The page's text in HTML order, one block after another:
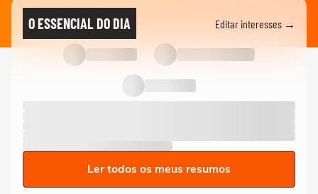
O ESSENCIAL DO DIA Editar interesses →
Ler todos os meus resumos